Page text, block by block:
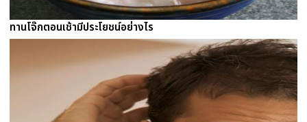
ทานโจ๊กตอนเช้ามีประโยชน์อย่างไร